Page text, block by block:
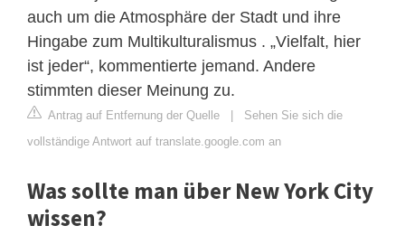
auch um die Atmosphäre der Stadt und ihre
Hingabe zum Multikulturalismus . „Vielfalt, hier
ist jeder“, kommentierte jemand. Andere
stimmten dieser Meinung zu.
Antrag auf Entfernung der Quelle | Sehen Sie sich die
vollständige Antwort auf translate.google.com an
Was sollte man über New York City
wissen?